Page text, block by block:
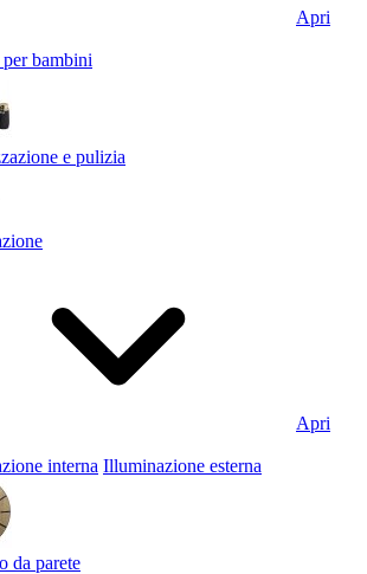
Apri
bambini
e pulizia
Apri
interna Illuminazione esterna
da parete